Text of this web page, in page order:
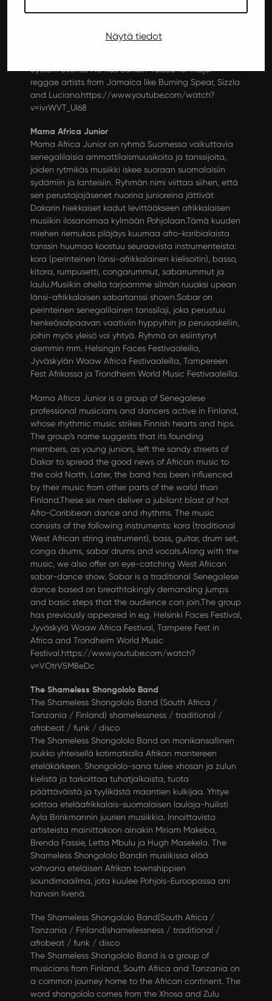
Näytä tiedot
Splash, Uppsala Reggae Festival in Sweden, and
many others. He has also been a regular feature at
System events. He has curtain-raised for major
reggae artists from Jamaica like Burning Spear, Sizzla
and Luciano.https://www.youtube.com/watch?
v=ivrWVT_Ul68
Mama Africa Junior
Mama Africa Junior on ryhmä Suomessa vaikuttavia
senegalilaisia ammattilaismuu­sikoita ja tanssijoita,
joiden rytmikäs musiik­ki iskee suoraan suomalaisiin
sydämiin ja lanteisiin. Ryhmän nimi viittaa siihen, että
sen perustajajäsenet nuorina junioreina jät­tivät
Dakarin hiekkaiset kadut levittääkseen afrikkalaisen
musiikin ilosanomaa kylmään Pohjolaan.Tämä kuuden
miehen riemukas pläjäys kuumaa afro-karibialaista
tanssin huumaa koostuu seuraavista instrumenteista:
kora (perinteinen länsi-afrikkalainen kielisoitin), basso,
kitara, rumpusetti, congarummut, sabarrummut ja
laulu.Musiikin ohella tarjoamme silmän ruuaksi upean
länsi-afrikkalaisen sabartanssi shown.Sabar on
perinteinen senegalilainen tanssi­laji, joka perustuu
henkeäsalpaavan vaativiin hyppyihin ja perusaskeliin,
joihin myös yleisö voi yhtyä. Ryhmä on esiintynyt
aiemmin mm. Helsingin Faces Festivaaleilla,
Jyväskylän Waaw Afri­ca Festivaaleilla, Tampereen
Fest Afrikassa ja Trondheim World Music Festivaaleilla.
Mama Africa Junior is a group of Senegalese
professional musicians and dancers active in Finland,
whose rhythmic music strikes Finnish hearts and hips.
The group’s name suggests that its founding
members, as young juniors, left the sandy streets of
Dakar to spread the good news of African music to
the cold North. Later, the band has been influenced
by their music from other parts of the world than
Finland.These six men deliver a jubilant blast of hot
Afro-Caribbean dance and rhythms. The music
consists of the following instruments: kora (traditional
West African string instrument), bass, guitar, drum set,
conga drums, sabar drums and vocals.Along with the
music, we also offer an eye-catching West African
sabar-dance show. Sabar is a traditional Senegalese
dance based on breathtakingly demanding jumps
and basic steps that the audience can join.The group
has previously appeared in e.g. Helsinki Faces Festival,
Jyväskylä Waaw Africa Festival, Tampere Fest in
Africa and Trondheim World Music
Festival.https://www.youtube.com/watch?
v=VOtrV5M8eDc
The Shameless Shongololo Band
The Shameless Shongololo Band (South Africa /
Tanzania / Finland) shamelessness / traditional /
afrobeat / funk / disco
The Shameless Shongololo Band on monikansallinen
joukko yhteisellä kotimatkalla Afrikan mantereen
eteläkärkeen. Shongololo-sana tulee xhosan ja zulun
kielistä ja tarkoittaa tuhatjalkaista, tuota
päättäväistä ja tyylikästä maantien kulkijaa. Yhtye
soittaa eteläafrikkalais-suomalaisen laulaja-huilisti
Ayla Brinkmannin juurien musiikkia. Innoittavista
artisteista mainittakoon ainakin Miriam Makeba,
Brenda Fassie, Letta Mbulu ja Hugh Masekela. The
Shameless Shongololo Bandin musiikissa elää
vahvana eteläisen Afrikan townshippien
soundimaailma, jota kuulee Pohjois-Euroopassa ani
harvoin livenä.
The Shameless Shongololo Band(South Africa /
Tanzania / Finland)shamelessness / traditional /
afrobeat / funk / disco
The Shameless Shongololo Band is a group of
musicians from Finland, South Africa and Tanzania on
a common journey home to the African continent. The
word shongololo comes from the Xhosa and Zulu